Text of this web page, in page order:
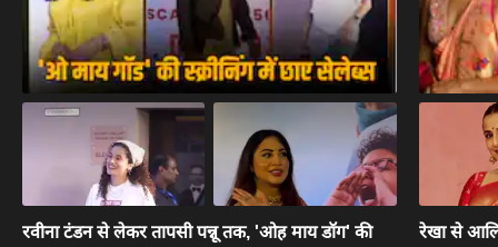
रवीना टंडन से लेकर तापसी पन्नू तक, 'ओह माय डॉग' की
रेखा से